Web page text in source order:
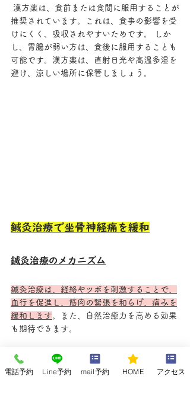
推奨されています。これは、食事の影響を受
けにくく、吸収されやすいためです。 しか
し、胃腸が弱い方は、食後に服用することも
可能です。漢方薬は、直射日光や高温多湿を
避け、涼しい場所に保管しましょう。
鍼灸治療で坐骨神経痛を緩和
鍼灸治療のメカニズム
鍼灸治療は、経絡やツボを刺激することで、
血行を促進し、筋肉の緊張を和らげ、痛みを
緩和します。また、自然治癒力を高める効果
も期待できます。
鍼灸治療は、中国伝統医学に基づいて行われ
る治療法です。身体には、経絡と呼ばれるエ
電話予約 Line予約 mail予約 HOME アクセス